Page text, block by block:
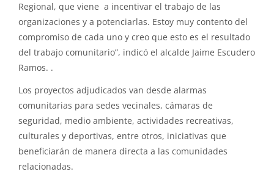
Regional, que viene a incentivar el trabajo de las
organizaciones y a potenciarlas. Estoy muy contento del
compromiso de cada uno y creo que esto es el resultado
del trabajo comunitario”, indicó el alcalde Jaime Escudero
Ramos. .
Los proyectos adjudicados van desde alarmas
comunitarias para sedes vecinales, cámaras de
seguridad, medio ambiente, actividades recreativas,
culturales y deportivas, entre otros, iniciativas que
beneficiarán de manera directa a las comunidades
relacionadas.